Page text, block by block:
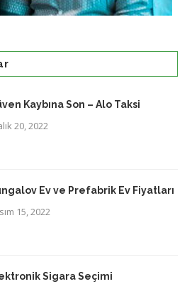
Kaybına Son – Alo Taksi
20, 2022
Ev ve Prefabrik Ev Fiyatları
15, 2022
Sigara Seçimi